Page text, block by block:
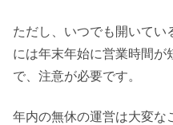
ただし、いつでも開いてい
には年末年始に営業時間が
で、注意が必要です。
年内の無休の運営は大変な